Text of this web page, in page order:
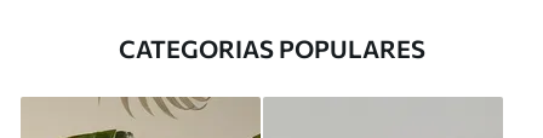
CATEGORIAS POPULARES